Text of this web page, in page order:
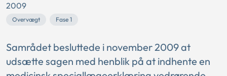
2009
Overvægt Fase 1
Samrådet besluttede i november 2009 at
udsætte sagen med henblik på at indhente en